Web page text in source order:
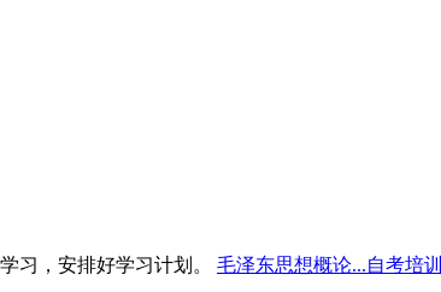
习，安排好学习计划。 毛泽东思想概论...自考培训